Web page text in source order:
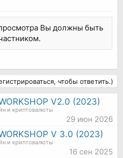
Вы должны быть
чтобы ответить.)
V2.0 (2023)
и криптовалюты
29 июн 2026
V 3.0 (2023)
и криптовалюты
16 сен 2025